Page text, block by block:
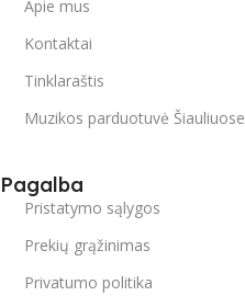
Apie mus
Kontaktai
Tinklaraštis
Muzikos parduotuvė Šiauliuose
Pagalba
Pristatymo sąlygos
Prekių grąžinimas
Privatumo politika